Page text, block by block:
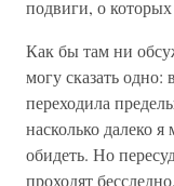
подвиги, о
Как бы там ни
могу сказать
переходила
насколько далеко
обидеть. Но
проходят бесследно.